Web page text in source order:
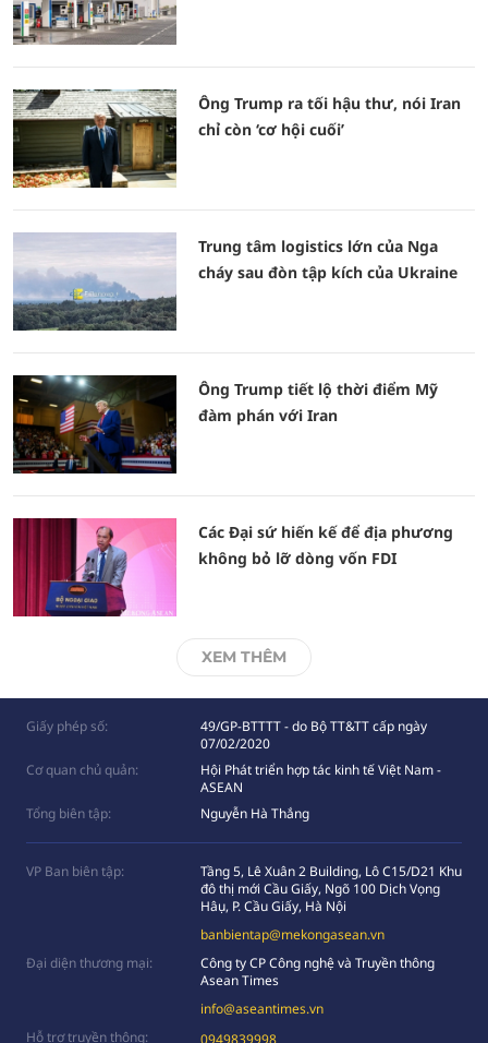
Ông Trump ra tối hậu thư, nói Iran
chỉ còn ‘cơ hội cuối’
Trung tâm logistics lớn của Nga
cháy sau đòn tập kích của Ukraine
Ông Trump tiết lộ thời điểm Mỹ
đàm phán với Iran
Các Đại sứ hiến kế để địa phương
không bỏ lỡ dòng vốn FDI
XEM THÊM
Giấy phép số:
49/GP-BTTTT - do Bộ TT&TT cấp ngày
07/02/2020
Cơ quan chủ quản:
Hội Phát triển hợp tác kinh tế Việt Nam -
ASEAN
Tổng biên tập:
Nguyễn Hà Thắng
VP Ban biên tập:
Tầng 5, Lê Xuân 2 Building, Lô C15/D21 Khu
đô thị mới Cầu Giấy, Ngõ 100 Dịch Vọng
Hâụ, P. Cầu Giấy, Hà Nội
banbientap@mekongasean.vn
Đại diện thương mại:
Công ty CP Công nghệ và Truyền thông
Asean Times
info@aseantimes.vn
Hỗ trợ truyền thông:
0949839998